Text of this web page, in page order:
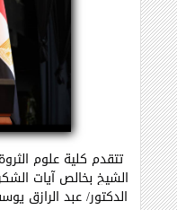
تتقدم كلية علوم
الشيخ بخالص آيات
الدكتور/ عبد الرازق